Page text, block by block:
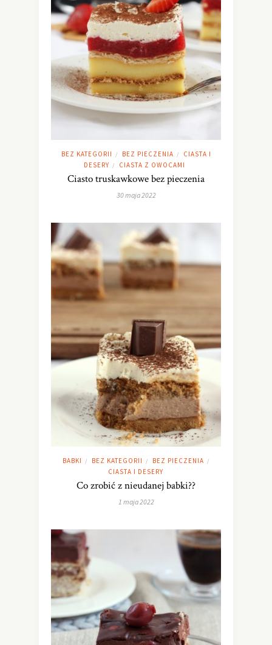
BEZ KATEGORII / BEZ PIECZENIA /
CIASTA I
DESERY / CIASTA Z OWOCAMI
Ciasto truskawkowe bez pieczenia
30 maja 2022
BABKI / BEZ KATEGORII / BEZ PIECZENIA /
CIASTA I DESERY
Co zrobić z nieudanej babki??
1 maja 2022